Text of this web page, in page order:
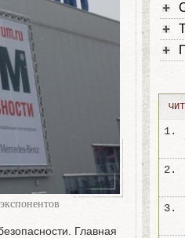
Главная
1.
2.
3.